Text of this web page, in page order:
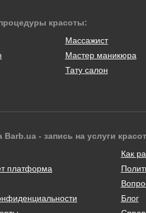
красоты:
Массажист
Мастер маникюра
Тату салон
- запись на услуги
платформа
Как
Блог